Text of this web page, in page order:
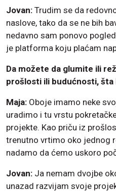
Jovan: Trudim se da
naslove, tako da se ne bih
nedavno sam ponovo
je platforma koju plaćam
Da možete da glumite ili
prošlosti ili budućnosti, šta
Maja: Oboje imamo neke
uradimo i tu vrstu
projekte. Kao priču iz
trenutno vrtimo oko jednog
nadamo da ćemo uskoro
Jovan: Ja nemam dvojbe
unazad razvijam svoje